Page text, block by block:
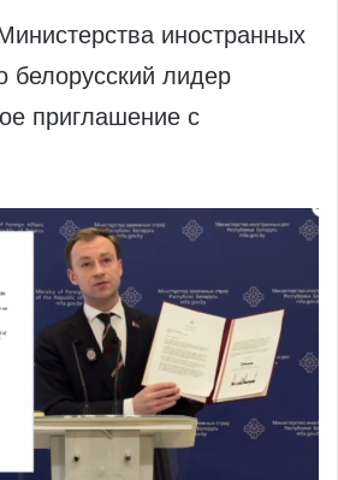
иностранных
белорусский лидер
приглашение с